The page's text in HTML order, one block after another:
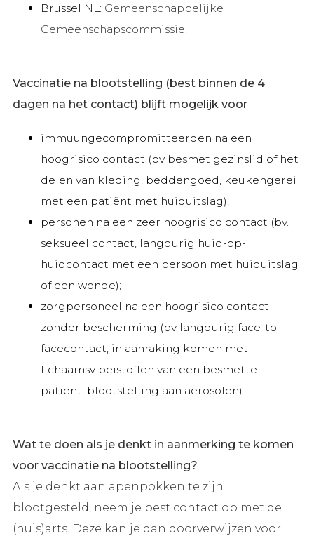
Brussel NL: Gemeenschappelijke
Gemeenschapscommissie
Vaccinatie na blootstelling (best binnen de 4
dagen na het contact) blijft mogelijk voor
immuungecompromitteerden na een
hoogrisico contact (bv besmet gezinslid of het
delen van kleding, beddengoed, keukengerei
met een patiënt met huiduitslag);
personen na een zeer hoogrisico contact (bv.
seksueel contact, langdurig huid-op-
huidcontact met een persoon met huiduitslag
of een wonde);
zorgpersoneel na een hoogrisico contact
zonder bescherming (bv langdurig face-to-
facecontact, in aanraking komen met
lichaamsvloeistoffen van een besmette
patiënt, blootstelling aan aërosolen).
Wat te doen als je denkt in aanmerking te komen
voor vaccinatie na blootstelling?
Als je denkt aan apenpokken te zijn
blootgesteld, neem je best contact op met de
(huis)arts. Deze kan je dan doorverwijzen voor